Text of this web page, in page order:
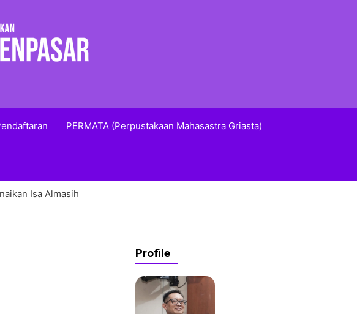
PERMATA (Perpustakaan Mahasastra Griasta)
Isa Almasih
Profile